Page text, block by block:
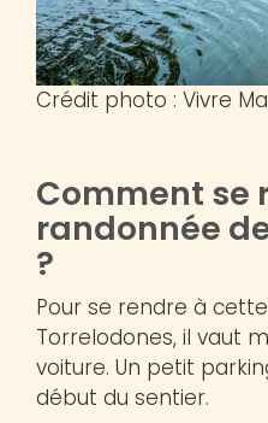
Crédit photo : Vivre
Comment se
randonnée
?
Pour se rendre à
Torrelodones, il vaut
voiture. Un petit
début du sentier.